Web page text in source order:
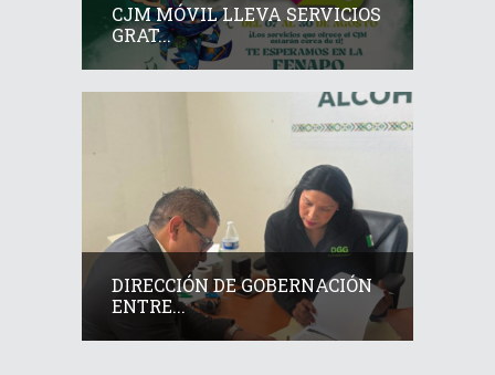
CJM MÓVIL LLEVA SERVICIOS
GRAT...
DIRECCIÓN DE GOBERNACIÓN
ENTRE...